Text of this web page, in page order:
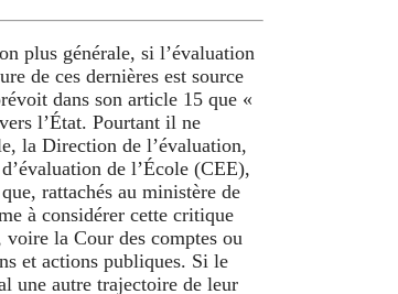
plus générale, si l’évaluation
de ces dernières est source
dans son article 15 que «
l’État. Pourtant il ne
la Direction de l’évaluation,
de l’École (CEE),
rattachés au ministère de
à considérer cette critique
la Cour des comptes ou
et actions publiques. Si le
une autre trajectoire de leur